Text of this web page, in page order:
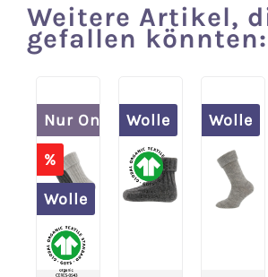
Produktgalerie überspringen
Weitere Artikel,
gefallen könnten:
Nur Online
%
Wolle
Wolle Wolle